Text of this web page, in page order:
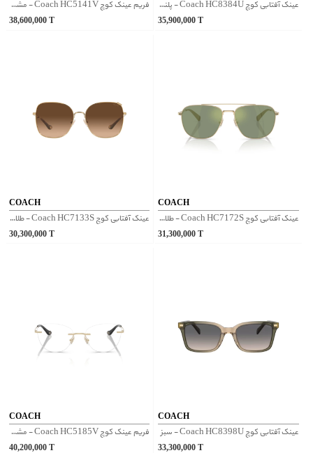
فریم عینک کوچ Coach HC5141V - مشکی طلایی
38,600,000T
عینک آفتابی کوچ Coach HC8384U - پلنگی
35,900,000 T
COACH
عینک آفتابی کوچ Coach HC7133S - طلایی
30,300,000T
COACH
عینک آفتابی کوچ Coach HC7172S - طلایی
31,300,000 T
COACH
فریم عینک کوچ Coach HC5185V - مشکی طلایی
40,200,000T
COACH
عینک آفتابی کوچ Coach HC8398U - سبز
33,300,000 T